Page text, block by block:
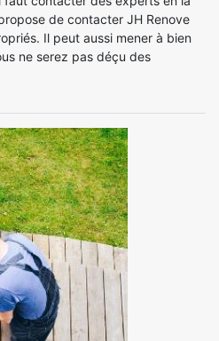
de contacter JH Renove
Il peut aussi mener à bien
ne serez pas déçu des